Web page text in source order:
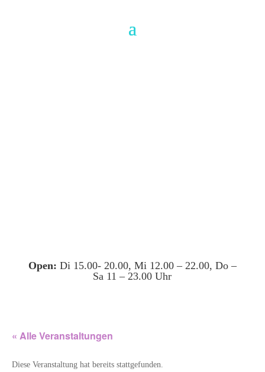
Open: Di 15.00- 20.00, Mi 12.00 – 22.00, Do –
Sa 11 – 23.00 Uhr
« Alle Veranstaltungen
Diese Veranstaltung hat bereits stattgefunden.